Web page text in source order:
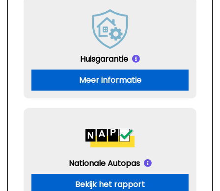
Huisgarantie
Meer informatie
Nationale Autopas
Bekijk het rapport